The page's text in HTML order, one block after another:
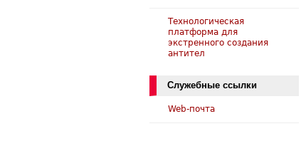
Технологическая
платформа для
экстренного создания
антител
Служебные ссылки
Web-почта